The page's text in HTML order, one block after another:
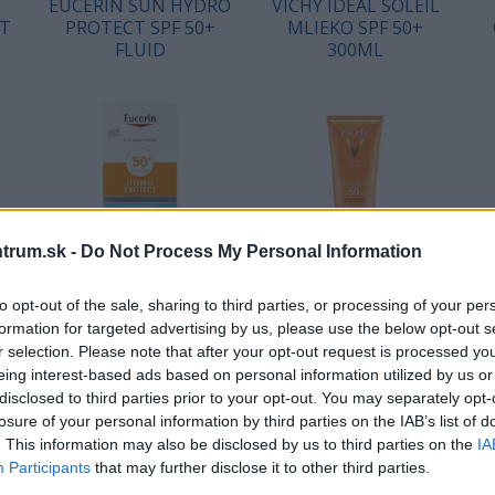
- Do Not Process My Personal Information
opt-out of the sale, sharing to third parties, or processing of your
for targeted advertising by us, please use the below opt-out
selection. Please note that after your opt-out request is processed
interest-based ads based on personal information utilized by us
to third parties prior to your opt-out. You may separately
of your personal information by third parties on the IAB’s list of
This information may also be disclosed by us to third parties on the
Participants that may further disclose it to other third parties.
EUCERIN SUN HYDRO
PROTECT SPF 50+
FLUID
Ultra ľahký fluid na
opaľovanie na tvár. Pre
všetky typy pleti vrátane
citlivej. Hydro-tech-komplex
22,89 €
KÚPIŤ
VICHY IDEAL SOLEIL
MLIEKO SPF 50+
300ML
Ochranné mlieko na tvár a
telo pre dospelých a deti s
SPF 50+, 300ml
28,89 €
KÚPIŤ